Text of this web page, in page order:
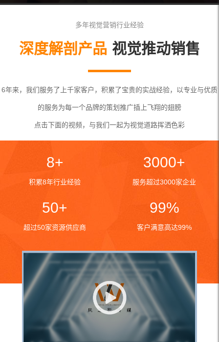
多年视觉营销行业经验
深度解剖产品 视觉推动销售
6年来，我们服务了上千家客户，积累了宝贵的实战经验，以专业与优质
的服务为每一个品牌的策划推广插上飞翔的翅膀
点击下面的视频，与我们一起为视觉道路挥洒色彩
8+
积累8年行业经验
3000+
服务超过3000家企业
50+
超过50家资源供应商
99%
客户满意高达99%